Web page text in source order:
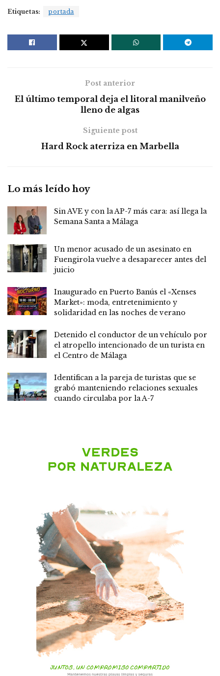
Etiquetas: portada
Post anterior
El último temporal deja el litoral manilveño
lleno de algas
Siguiente post
Hard Rock aterriza en Marbella
Lo más leído hoy
Sin AVE y con la AP-7 más cara: así llega la
Semana Santa a Málaga
Un menor acusado de un asesinato en
Fuengirola vuelve a desaparecer antes del
juicio
Inaugurado en Puerto Banús el «Xenses
Market»: moda, entretenimiento y
solidaridad en las noches de verano
Detenido el conductor de un vehículo por
el atropello intencionado de un turista en
el Centro de Málaga
Identifican a la pareja de turistas que se
grabó manteniendo relaciones sexuales
cuando circulaba por la A-7